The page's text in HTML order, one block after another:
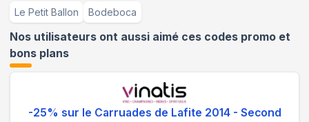
Le Petit Ballon Bodeboca
Nos utilisateurs ont aussi aimé ces codes promo et
bons plans
-25% sur le Carruades de Lafite 2014 - Second